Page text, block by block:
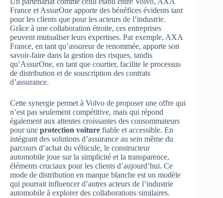
France et AssurOne apporte des bénéfices évidents tant
pour les clients que pour les acteurs de l’industrie.
Grâce à une collaboration étroite, ces entreprises
peuvent mutualiser leurs expertises. Par exemple, AXA
France, en tant qu’assureur de renommée, apporte son
savoir-faire dans la gestion des risques, tandis
qu’AssurOne, en tant que courtier, facilite le processus
de distribution et de souscription des contrats
d’assurance.
Cette synergie permet à Volvo de proposer une offre qui
n’est pas seulement compétitive, mais qui répond
également aux attentes croissantes des consommateurs
pour une protection voiture fiable et accessible. En
intégrant des solutions d’assurance au sein même du
parcours d’achat du véhicule, le constructeur
automobile joue sur la simplicité et la transparence,
éléments cruciaux pour les clients d’aujourd’hui. Ce
mode de distribution en marque blanche est un modèle
qui pourrait influencer d’autres acteurs de l’industrie
automobile à explorer des collaborations similaires.